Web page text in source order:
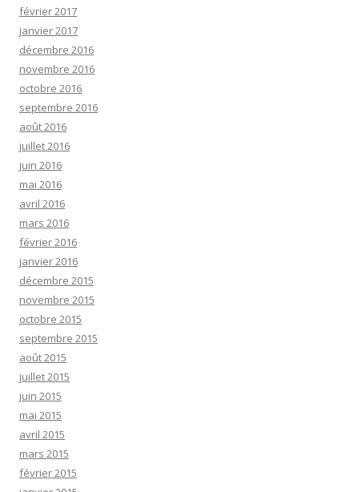
février 2017
janvier 2017
décembre 2016
novembre 2016
octobre 2016
septembre 2016
août 2016
juillet 2016
juin 2016
mai 2016
avril 2016
mars 2016
février 2016
janvier 2016
décembre 2015
novembre 2015
octobre 2015
septembre 2015
août 2015
juillet 2015
juin 2015
mai 2015
avril 2015
mars 2015
février 2015